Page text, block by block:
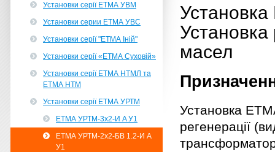
Установка
масел
Установка
регенерації
Установки серії ЕТМА УВМ
Установки серии ЕТМА УВС
Установки серії "ЕТМА Іній"
Установки серії «ЕТМА Суховій»
Установки серії ЕТМА НТМЛ та
ЕТМА НТМ
Установки серії ЕТМА УРТМ
ЕТМА УРТМ-3х2-И A У1
ЕТМА УРТМ-2х2-БВ 1.2-И А
У1